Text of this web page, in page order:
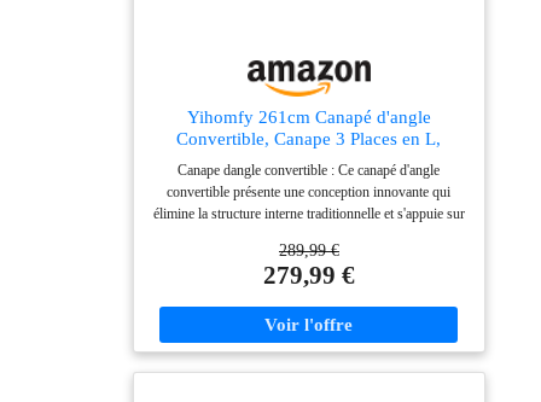
Yihomfy 261cm Canapé d'angle
Convertible, Canape 3 Places en L,
Compressible canapé modulable Cloud
avec Assise Profonde, canape Dangle
Convertible et Librement combinable
pour Le Salon, Beige
Canape dangle convertible : Ce canapé d'angle
convertible présente une conception innovante qui
élimine la structure interne traditionnelle et s'appuie sur
pour un soutien stable et uniforme. Le rembourrage en
mousse à mémoire de forme haute densité épouse les
aérien comparable à celle de se reposer sur un nuage,
tout en préservant sa forme et en évitant
289,99 €
279,99 €